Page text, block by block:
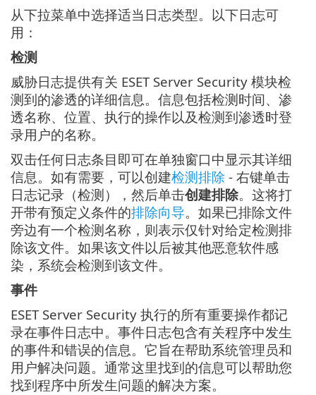
从下拉菜单中选择适当日志类型。以下日志可
用：
检测
威胁日志提供有关 ESET Server Security 模块检
测到的渗透的详细信息。信息包括检测时间、渗
透名称、位置、执行的操作以及检测到渗透时登
录用户的名称。
双击任何日志条目即可在单独窗口中显示其详细
信息。如有需要，可以创建检测排除 - 右键单击
日志记录（检测），然后单击创建排除。这将打
开带有预定义条件的排除向导。如果已排除文件
旁边有一个检测名称，则表示仅针对给定检测排
除该文件。如果该文件以后被其他恶意软件感
染，系统会检测到该文件。
事件
ESET Server Security 执行的所有重要操作都记
录在事件日志中。事件日志包含有关程序中发生
的事件和错误的信息。它旨在帮助系统管理员和
用户解决问题。通常这里找到的信息可以帮助您
找到程序中所发生问题的解决方案。